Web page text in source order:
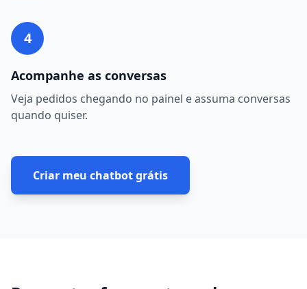
4
Acompanhe as conversas
Veja pedidos chegando no painel e assuma conversas
quando quiser.
Criar meu chatbot grátis